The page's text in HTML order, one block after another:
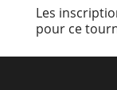
Les
pour ce